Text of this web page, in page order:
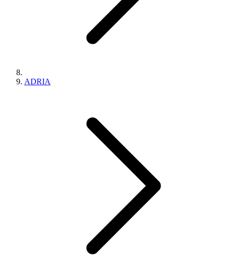
ADRIA